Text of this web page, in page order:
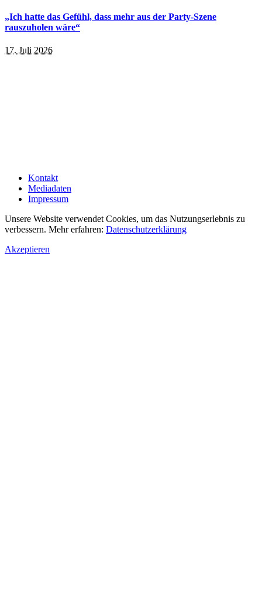
„Ich hatte das Gefühl, dass mehr aus der Party-Szene
rauszuholen wäre“
17. Juli 2026
Kontakt
Mediadaten
Impressum
Unsere Website verwendet Cookies, um das Nutzungserlebnis zu
verbessern. Mehr erfahren: Datenschutzerklärung
Akzeptieren